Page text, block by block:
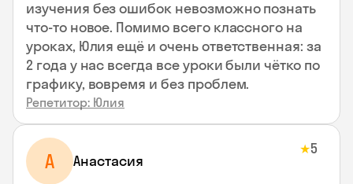
изучения без ошибок невозможно познать
что-то новое. Помимо всего классного на
уроках, Юлия ещё и очень ответственная: за
2 года у нас всегда все уроки были чётко по
графику, вовремя и без проблем.
Репетитор: Юлия
А Анастасия
★5